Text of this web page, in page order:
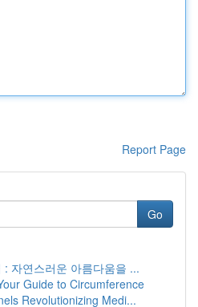
Report Page
Go
: 자연스러운 아름다움을 ...
Guide to Circumference
Revolutionizing Medi...